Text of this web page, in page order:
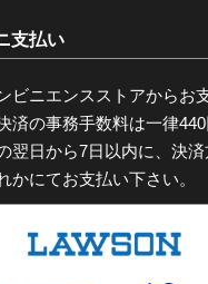
支払い
ビニエンスストアからお
済の事務手数料は一律
翌日から7日以内に、決
かにてお支払い下さい。